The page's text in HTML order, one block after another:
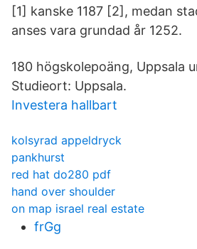
[1] kanske 1187 [2], medan
anses vara grundad år 1252.
180 högskolepoäng, Uppsala
Studieort: Uppsala.
Investera hallbart
kolsyrad appeldryck
pankhurst
red hat do280 pdf
hand over shoulder
on map israel real estate
frGg